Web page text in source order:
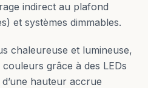
indirect au plafond
et systèmes dimmables.
chaleureuse et lumineuse,
grâce à des LEDs
hauteur accrue